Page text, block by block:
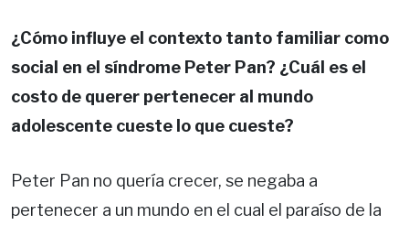
¿Cómo influye el contexto tanto familiar como
social en el síndrome Peter Pan? ¿Cuál es el
costo de querer pertenecer al mundo
adolescente cueste lo que cueste?
Peter Pan no quería crecer, se negaba a
pertenecer a un mundo en el cual el paraíso de la